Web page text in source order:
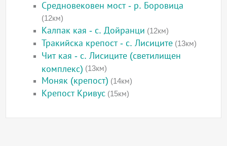
Средновековен мост - р. Боровица
(12км)
Калпак кая - с. Дойранци (12км)
Тракийска крепост - с. Лисиците (13км)
Чит кая - с. Лисиците (светилищен
комплекс) (13км)
Моняк (крепост) (14км)
Крепост Кривус (15км)